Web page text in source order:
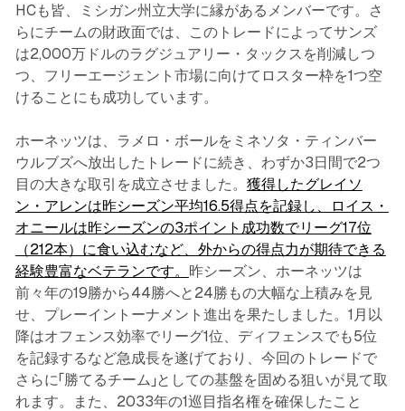
HCも皆、ミシガン州立大学に縁があるメンバーです。さ
らにチームの財政面では、このトレードによってサンズ
は2,000万ドルのラグジュアリー・タックスを削減しつ
つ、フリーエージェント市場に向けてロスター枠を1つ空
けることにも成功しています。
ホーネッツは、ラメロ・ボールをミネソタ・ティンバー
ウルブズへ放出したトレードに続き、わずか3日間で2つ
目の大きな取引を成立させました。 獲得したグレイソ
ン・アレンは昨シーズン平均16.5得点を記録し、ロイス・
オニールは昨シーズンの3ポイント成功数でリーグ17位
（212本）に食い込むなど、外からの得点力が期待できる
経験豊富なベテランです。 昨シーズン、ホーネッツは
前々年の19勝から44勝へと24勝もの大幅な上積みを見
せ、プレーイントーナメント進出を果たしました。1月以
降はオフェンス効率でリーグ1位、ディフェンスでも5位
を記録するなど急成長を遂げており、今回のトレードで
さらに「勝てるチーム」としての基盤を固める狙いが見て取
れます。また、2033年の1巡目指名権を確保したこと